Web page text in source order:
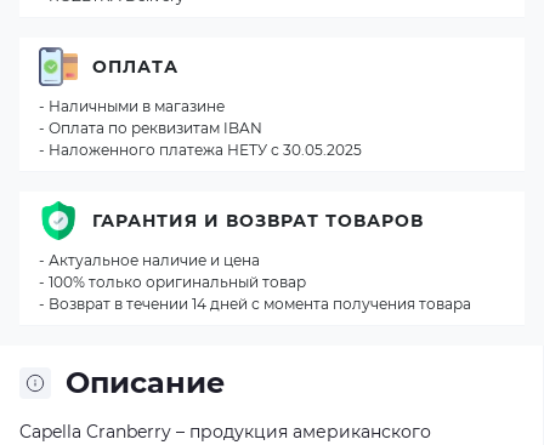
Описание
Capella Cranberry – продукция американского
ОПЛАТА
- Наличными в магазине
- Оплата по реквизитам IBAN
- Наложенного платежа НЕТУ с 30.05.2025
ГАРАНТИЯ И ВОЗВРАТ ТОВАРОВ
- Актуальное наличие и цена
- 100% только оригинальный товар
- Возврат в течении 14 дней с момента получения товара